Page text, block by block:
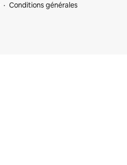
Conditions générales